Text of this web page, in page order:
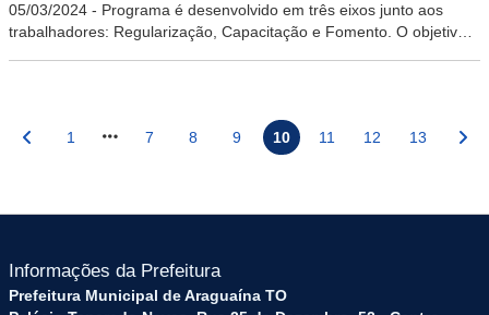
05/03/2024 - Programa é desenvolvido em três eixos junto aos
trabalhadores: Regularização, Capacitação e Fomento. O objetivo é
1 7 8 9 10 11 12 13
Informações da Prefeitura
Prefeitura Municipal de Araguaína TO